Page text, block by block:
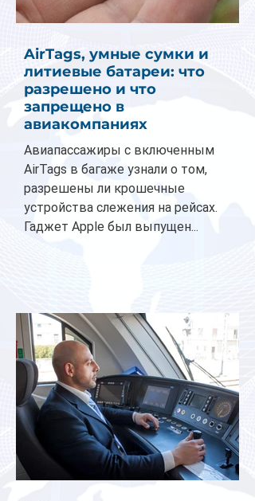
AirTags, умные сумки и
литиевые батареи: что
разрешено и что
запрещено в
авиакомпаниях
Авиапассажиры с включенным
AirTags в багаже узнали о том,
разрешены ли крошечные
устройства слежения на рейсах.
Гаджет Apple был выпущен...